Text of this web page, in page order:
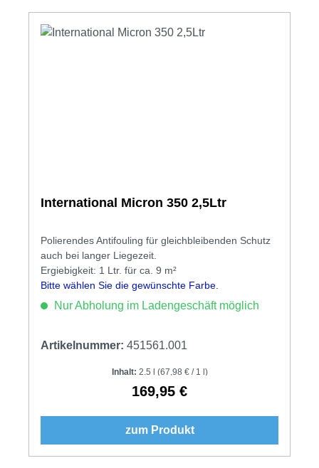
International Micron 350 2,5Ltr
Polierendes Antifouling für gleichbleibenden Schutz
auch bei langer Liegezeit.
Ergiebigkeit: 1 Ltr. für ca. 9 m²
Bitte wählen Sie die gewünschte Farbe.
Nur Abholung im Ladengeschäft möglich
Artikelnummer: 451561.001
Inhalt: 2.5 l (67,98 € / 1 l)
Regulärer Preis:
169,95 €
zum Produkt